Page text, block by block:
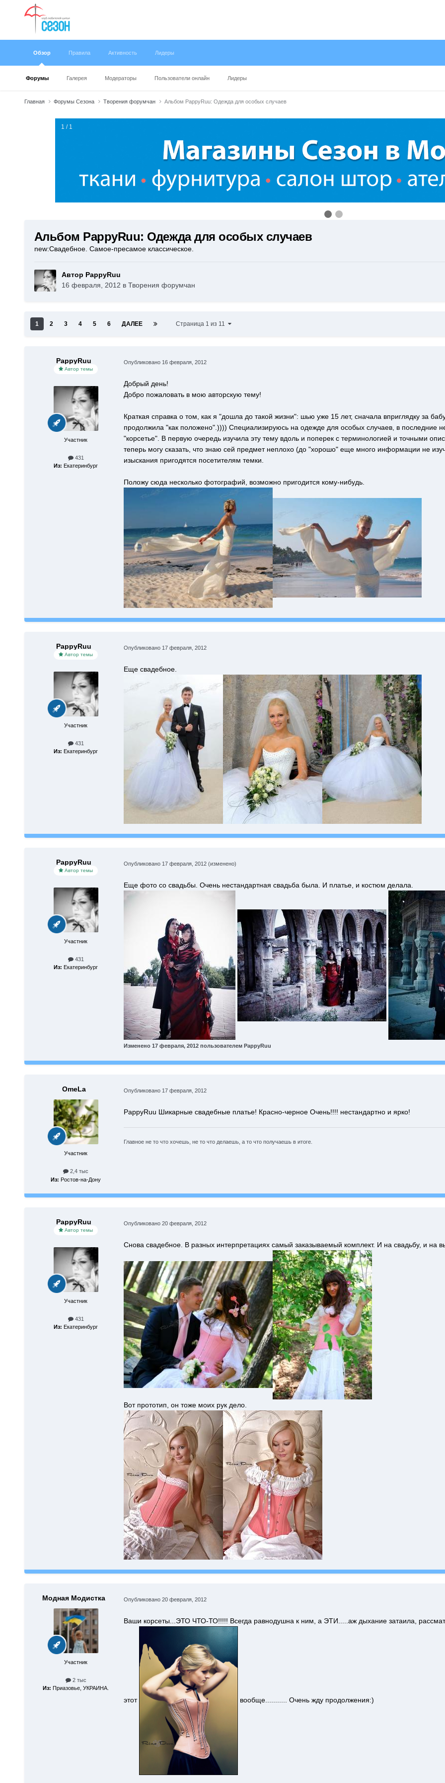
Обзор
Форумы Галерея Модераторы Пользователи онлайн Лидеры
Правила Активность Лидеры
Главная Форумы Сезона Творения форумчан Альбом PappyRuu: Одежда для особых случаев
1 / 1
Альбом PappyRuu: Одежда для особых случаев
new:Свадебное. Самое-пресамое классическое.
Автор PappyRuu
16 февраля, 2012 в Творения форумчан
1 2 3 4 5 6 ДАЛЕЕ Страница 1 из 11
PappyRuu
Автор темы
Участник
431
Из: Екатеринбург
Опубликовано 16 февраля, 2012
Добрый день!
Добро пожаловать в мою авторскую тему!
Краткая справка о том, как я "дошла до такой жизни": шью уже 15 лет, сначала вприглядку за
продолжила "как положено".)))) Специализируюсь на одежде для особых случаев, в последние
"корсетье". В первую очередь изучила эту тему вдоль и поперек с терминологией и точными
теперь могу сказать, что знаю сей предмет неплохо (до "хорошо" еще много информации не
изыскания пригодятся посетителям темки.
Положу сюда несколько фотографий, возможно пригодится кому-нибудь.
PappyRuu
Автор темы
Участник
431
Из: Екатеринбург
Опубликовано 17 февраля, 2012
Еще свадебное.
PappyRuu
Автор темы
Участник
431
Из: Екатеринбург
Опубликовано 17 февраля, 2012 (изменено)
Еще фото со свадьбы. Очень нестандартная свадьба была. И платье, и костюм делала.
Изменено 17 февраля, 2012пользователем PappyRuu
OmeLa
Участник
2,4 тыс
Из: Ростов-на-Дону
Опубликовано 17 февраля, 2012
PappyRuu Шикарные свадебные платье! Красно-черное Очень!!!! нестандартно и ярко!
Главное не то что хочешь, не то что делаешь, а то что получаешь в итоге.
PappyRuu
Автор темы
Участник
431
Из: Екатеринбург
Опубликовано 20 февраля, 2012
Снова свадебное. В разных интерпретациях самый заказываемый комплект. И на свадьбу, и на
Вот прототип, он тоже моих рук дело.
Модная Модистка
Участник
2 тыс
Из: Приазовье, УКРАИНА.
Опубликовано 20 февраля, 2012
Ваши корсеты...ЭТО ЧТО-ТО!!!!! Всегда равнодушна к ним, а ЭТИ.....аж дыхание затаила,
этот вообще........... Очень жду продолжения:)